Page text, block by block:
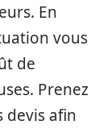
En
vous
de
Prenez
devis afin